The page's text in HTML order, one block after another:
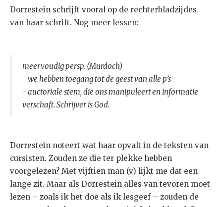
Dorrestein schrijft vooral op de rechterbladzijdes
van haar schrift. Nog meer lessen:
meervoudig persp. (Murdoch)
- we hebben toegang tot de geest van alle p’s
- auctoriale stem, die ons manipuleert en informatie
verschaft. Schrijver is God.
Dorrestein noteert wat haar opvalt in de teksten van
cursisten. Zouden ze die ter plekke hebben
voorgelezen? Met vijftien man (v) lijkt me dat een
lange zit. Maar als Dorrestein alles van tevoren moet
lezen – zoals ik het doe als ik lesgeef – zouden de